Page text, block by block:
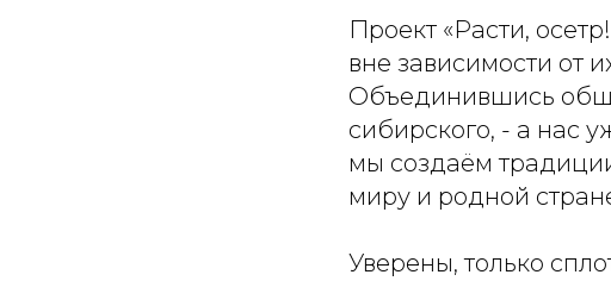
Проект «Расти,
вне зависимости от
Объединившись
сибирского, - а нас
мы создаём
миру и родной
Уверены, только